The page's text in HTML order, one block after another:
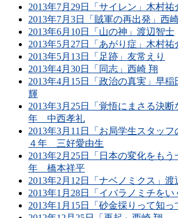
2013年7月29日「サイレン」木村祐
2013年7月3日「賊軍の再出発」西
2013年6月10日「山の神」渡辺智士
2013年5月27日「あがり症」木村祐
2013年5月13日「足跡」友常えり
2013年4月30日「同志」西崎 翔
2013年4月15日「政治の真実」早
輝
2013年3月25日「覚悟にまさる決断
年 中西孝礼
2013年3月11日「お局学生スタッ
４年 三好愛由生
2013年2月25日「日本の変化をもう
年 橋本祥平
2013年2月12日「ナベノミクス」渡
2013年1月28日「イバラノミチをい
2013年1月15日「砂金採りって知